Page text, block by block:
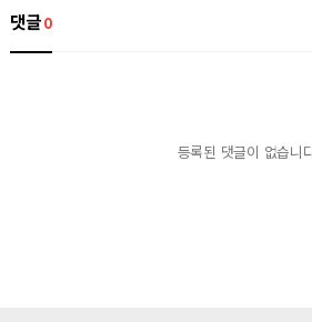
댓글0
등록된 댓글이 없습니